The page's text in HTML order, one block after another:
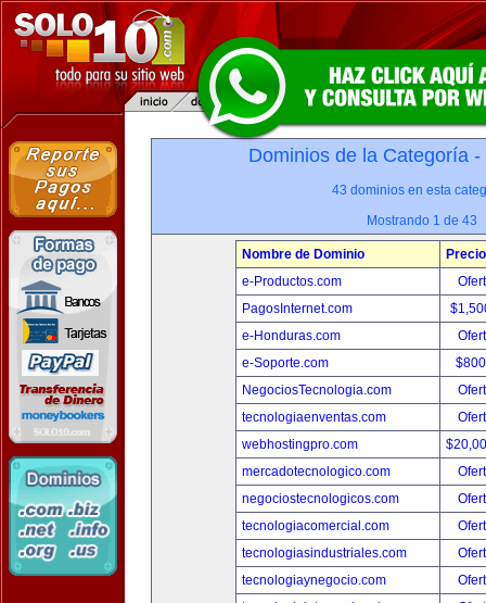
Dominios de la Categoría -
43 dominios en esta
Mostrando 1 de 43
Nombre de Dominio
Precio
e-Productos.com
PagosInternet.com
e-Honduras.com
e-Soporte.com
NegociosTecnologia.com
tecnologiaenventas.com
webhostingpro.com
mercadotecnologico.com
negociostecnologicos.com
tecnologiacomercial.com
tecnologiasindustriales.com
tecnologiaynegocio.com